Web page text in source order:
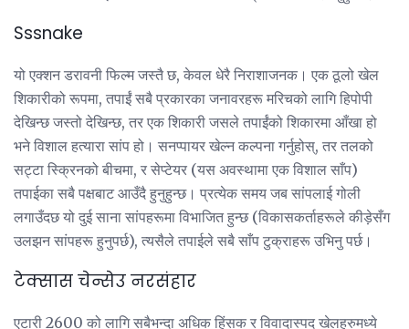
Sssnake
यो एक्शन डरावनी फिल्म जस्तै छ, केवल धेरै निराशाजनक। एक ठूलो खेल
शिकारीको रूपमा, तपाईं सबै प्रकारका जनावरहरू मरिचको लागि हिपोपी
देखिन्छ जस्तो देखिन्छ, तर एक शिकारी जसले तपाईंको शिकारमा आँखा हो
भने विशाल हत्यारा सांप हो। सनप्पायर खेल्न कल्पना गर्नुहोस्, तर तलको
सट्टा स्क्रिनको बीचमा, र सेप्टेयर (यस अवस्थामा एक विशाल साँप)
तपाईका सबै पक्षबाट आउँदै हुनुहुन्छ। प्रत्येक समय जब सांपलाई गोली
लगाउँदछ यो दुई साना सांपहरूमा विभाजित हुन्छ (विकासकर्ताहरूले कीड़ेसँग
उलझन सांपहरू हुनुपर्छ), त्यसैले तपाईले सबै साँप टुक्राहरू उभिनु पर्छ।
टेक्सास चेन्सेउ नरसंहार
एटारी 2600 को लागि सबैभन्दा अधिक हिंसक र विवादास्पद खेलहरुमध्ये